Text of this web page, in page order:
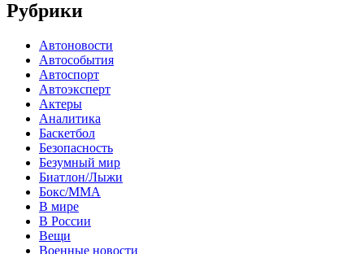
Рубрики
Автоновости
Автособытия
Автоспорт
Автоэксперт
Актеры
Аналитика
Баскетбол
Безопасность
Безумный мир
Биатлон/Лыжи
Бокс/MMA
В мире
В России
Вещи
Военные новости